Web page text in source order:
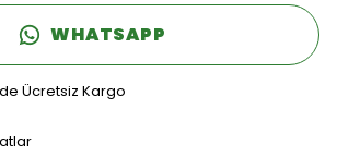
WHATSAPP
Ücretsiz Kargo